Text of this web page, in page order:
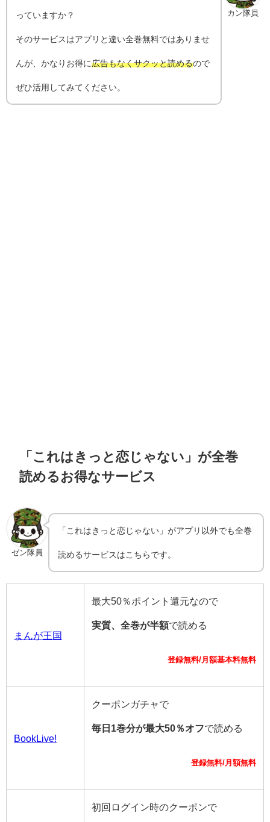
カン隊員
っていますか？
そのサービスはアプリと違い全巻無料ではありませ
んが、かなりお得に広告もなくサクッと読めるので
ぜひ活用してみてください。
「これはきっと恋じゃない」が全巻
読めるお得なサービス
ゼン隊員
「これはきっと恋じゃない」がアプリ以外でも全巻
読めるサービスはこちらです。
まんが王国
最大50％ポイント還元なので
実質、全巻が半額で読める
登録無料/月額基本料無料
BookLive!
クーポンガチャで
毎日1巻分が最大50％オフで読める
登録無料/月額無料
初回ログイン時のクーポンで